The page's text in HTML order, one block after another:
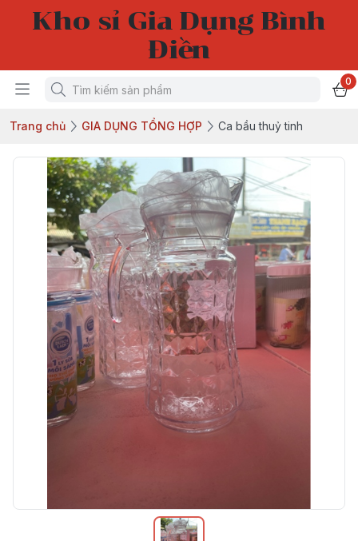
Kho sỉ Gia Dụng Bình
Điền
0
Trang chủ GIA DỤNG TỔNG HỢP Ca bầu thuỷ tinh